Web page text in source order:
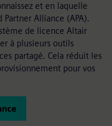
et en laquelle
Partner Alliance (APA).
de licence Altair
à plusieurs outils
partagé. Cela réduit les
pour vos